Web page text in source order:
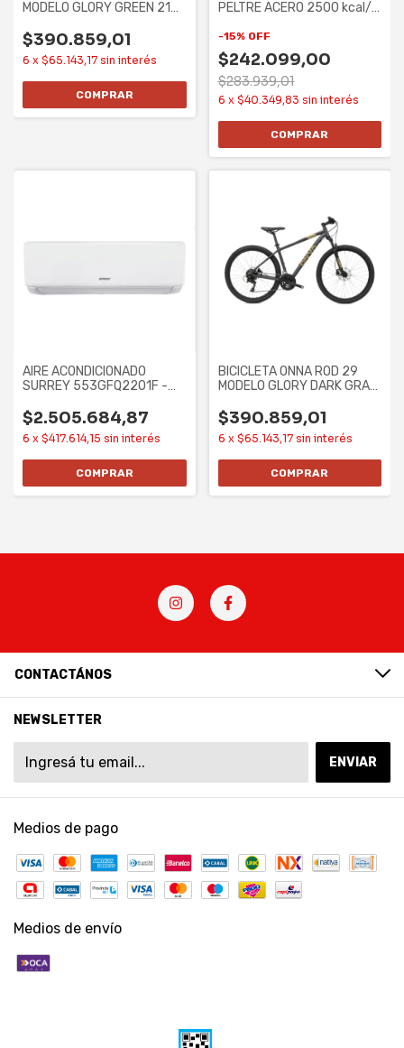
MODELO GLORY GREEN 21
$390.859,01
6 x $65.143,17 sin interés
PELTRE ACERO 2500 kcal/h
-15% OFF
$242.099,00
$283.939,01
6 x $40.349,83 sin interés
AIRE ACONDICIONADO
SURREY 553GFQ2201F -
$2.505.684,87
6 x $417.614,15 sin interés
BICICLETA ONNA ROD 29
MODELO GLORY DARK GRAY
$390.859,01
6 x $65.143,17 sin interés
CONTACTÁNOS
NEWSLETTER
Medios de pago
Medios de envío